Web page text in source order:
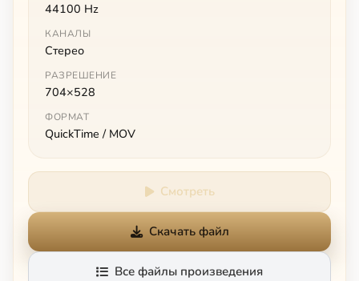
44100 Hz
КАНАЛЫ
Стерео
РАЗРЕШЕНИЕ
704×528
ФОРМАТ
QuickTime / MOV
Смотреть
Скачать файл
Все файлы произведения